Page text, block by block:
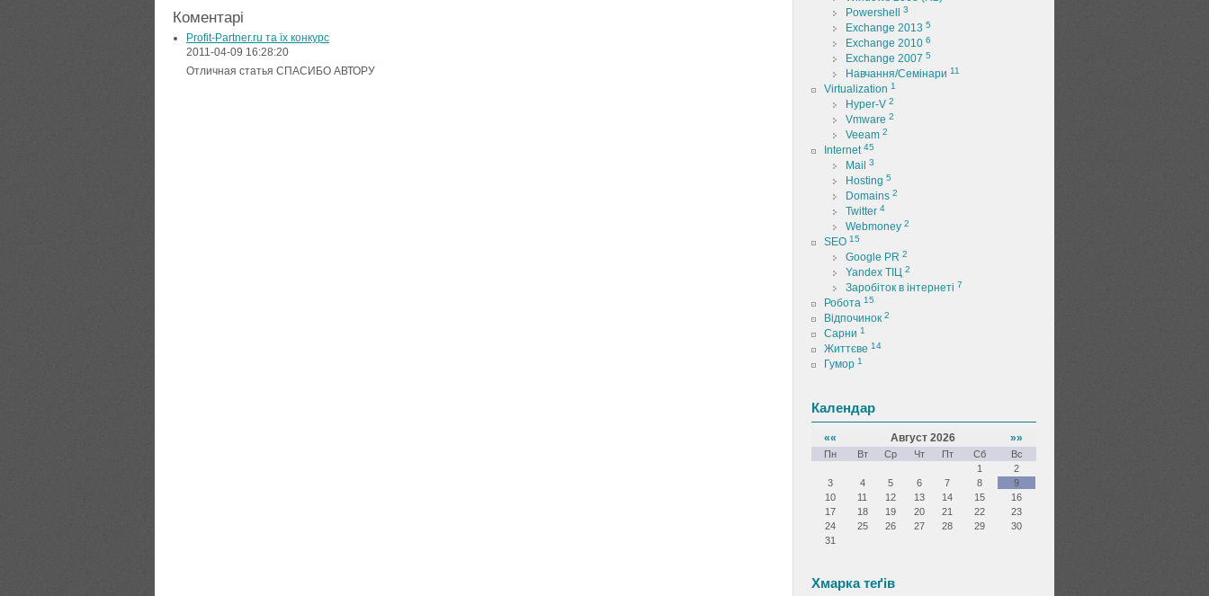
Коментарі
Profit-Partner.ru та їх конкурс
2011-04-09 16:28:20
Отличная статья СПАСИБО АВТОРУ
Powershell 3
Exchange 2013 5
Exchange 2010 6
Exchange 2007 5
Навчання/Семінари 11
Virtualization 1
Hyper-V 2
Vmware 2
Veeam 2
Internet45
Mail 3
Hosting 5
Domains 2
Twitter 4
Webmoney 2
SEO 15
Google PR 2
Yandex ТІЦ 2
Заробіток в інтернеті 7
Робота 15
Відпочинок 2
Сарни 1
Життєве 14
Гумор 1
Календар
«« Август 2026 »»
Пн Вт Ср Чт Пт Сб
Вс
1
2
3
4 5 6 7 8
9
10
11 12 13 14 15
16
17
18 19 20 21 22
23
24
25 26 27 28 29
30
31
Хмарка теґів